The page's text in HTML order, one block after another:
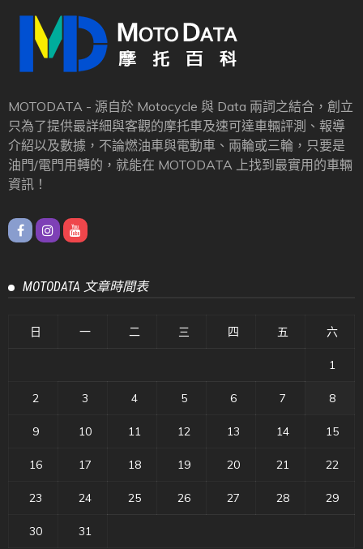
MOTODATA - 源自於 Motocycle 與 Data 兩詞之結合，創立
只為了提供最詳細與客觀的摩托車及速可達車輛評測、報導
介紹以及數據，不論燃油車與電動車、兩輪或三輪，只要是
油門/電門用轉的，就能在 MOTODATA 上找到最實用的車輛
資訊！
MOTODATA 文章時間表
日 一 二 三 四 五 六
1
2 3 4 5 6 7 8
9 10 11 12 13 14 15
16 17 18 19 20 21 22
23 24 25 26 27 28 29
30 31